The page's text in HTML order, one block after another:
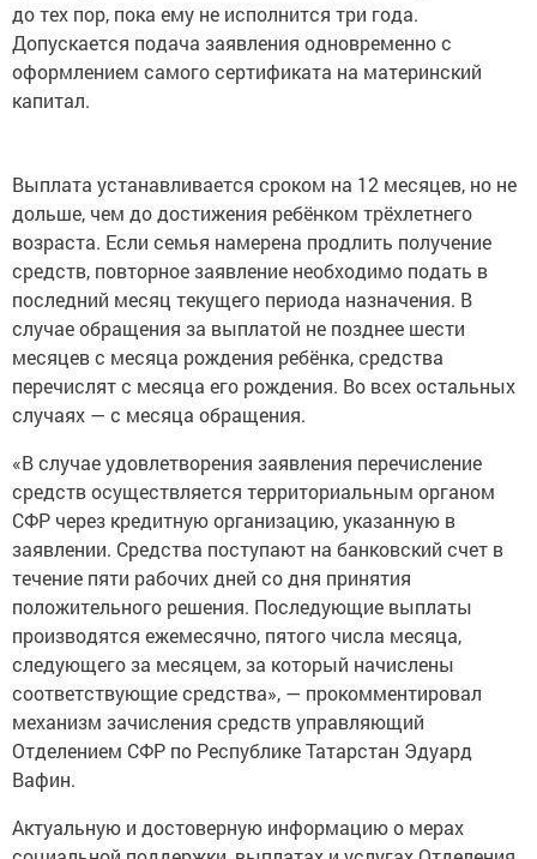
до тех пор, пока ему не исполнится три года.
Допускается подача заявления одновременно с
оформлением самого сертификата на материнский
капитал.
Выплата устанавливается сроком на 12 месяцев, но не
дольше, чем до достижения ребёнком трёхлетнего
возраста. Если семья намерена продлить получение
средств, повторное заявление необходимо подать в
последний месяц текущего периода назначения. В
случае обращения за выплатой не позднее шести
месяцев с месяца рождения ребёнка, средства
перечислят с месяца его рождения. Во всех остальных
случаях — с месяца обращения.
«В случае удовлетворения заявления перечисление
средств осуществляется территориальным органом
СФР через кредитную организацию, указанную в
заявлении. Средства поступают на банковский счет в
течение пяти рабочих дней со дня принятия
положительного решения. Последующие выплаты
производятся ежемесячно, пятого числа месяца,
следующего за месяцем, за который начислены
соответствующие средства», — прокомментировал
механизм зачисления средств управляющий
Отделением СФР по Республике Татарстан Эдуард
Вафин.
Актуальную и достоверную информацию о мерах